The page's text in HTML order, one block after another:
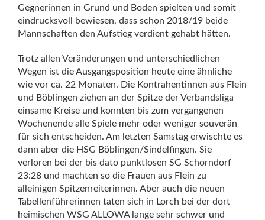
Gegnerinnen in Grund und Boden spielten und somit
eindrucksvoll bewiesen, dass schon 2018/19 beide
Mannschaften den Aufstieg verdient gehabt hätten.
Trotz allen Veränderungen und unterschiedlichen
Wegen ist die Ausgangsposition heute eine ähnliche
wie vor ca. 22 Monaten. Die Kontrahentinnen aus Flein
und Böblingen ziehen an der Spitze der Verbandsliga
einsame Kreise und konnten bis zum vergangenen
Wochenende alle Spiele mehr oder weniger souverän
für sich entscheiden. Am letzten Samstag erwischte es
dann aber die HSG Böblingen/Sindelfingen. Sie
verloren bei der bis dato punktlosen SG Schorndorf
23:28 und machten so die Frauen aus Flein zu
alleinigen Spitzenreiterinnen. Aber auch die neuen
Tabellenführerinnen taten sich in Lorch bei der dort
heimischen WSG ALLOWA lange sehr schwer und